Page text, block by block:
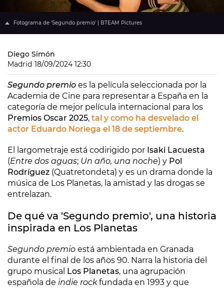
Fotograma de 'Segundo premio' | BTEAM Pictures
Diego Simón
Madrid 18/09/2024 12:30
Segundo premio es la película seleccionada por la
Academia de Cine para representar a España en la
categoría de mejor película internacional para los
Premios Oscar 2025, tal y como ha desvelado el
actor Eduardo Noriega el 18 de septiembre.
El largometraje está codirigido por Isaki Lacuesta
(Entre dos aguas; Un año, una noche) y Pol
Rodríguez (Quatretondeta) y es un drama donde la
música de Los Planetas, la amistad y las drogas se
entrelazan.
De qué va 'Segundo premio', una historia
inspirada en Los Planetas
Segundo premio está ambientada en Granada
durante el final de los años 90. Narra la historia del
grupo musical Los Planetas, una agrupación
española de indie rockfundada en 1993 y que